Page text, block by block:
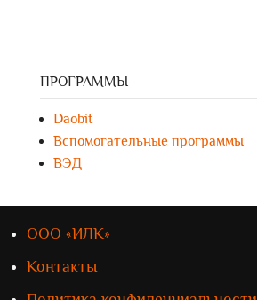
ПРОГРАММЫ
Daobit
Вспомогательные программы
ВЭД
ООО «ИЛК»
Контакты